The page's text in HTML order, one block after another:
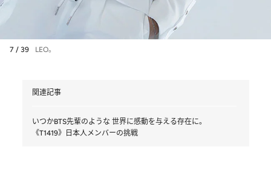
7 / 39 LEO。
関連記事
いつかBTS先輩のような 世界に感動を与える存在に。
《T1419》日本人メンバーの挑戦